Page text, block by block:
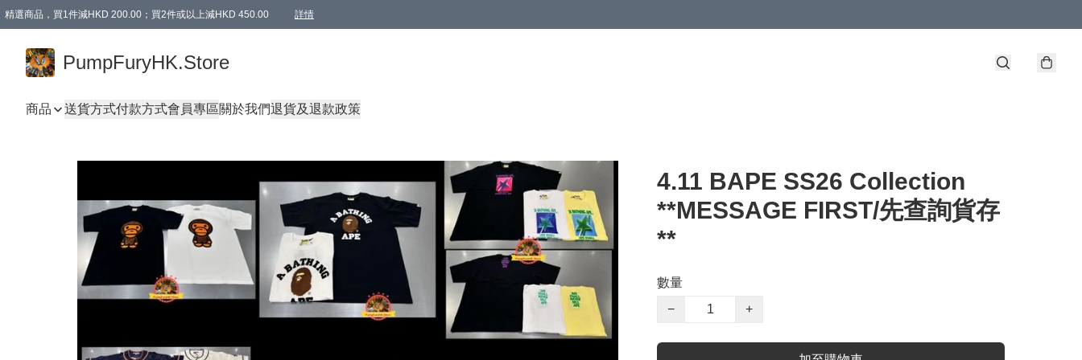
精選商品，買1件減HKD 200.00；買2件或以上減HKD 450.00 詳情
PumpFuryHK.Store
商品 送貨方式付款方式會員專區關於我們退貨及退款政策
4.11 BAPE SS26 Collection
**MESSAGE FIRST/先查詢貨存
**
數量
−
+